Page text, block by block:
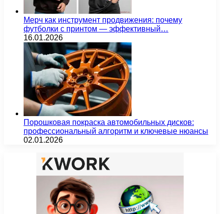
Мерч как инструмент продвижения: почему
футболки с принтом — эффективный…
16.01.2026
Порошковая покраска автомобильных дисков:
профессиональный алгоритм и ключевые нюансы
02.01.2026